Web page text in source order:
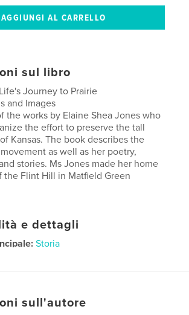
sul libro
Journey to Prairie
and Images
the works by Elaine Shea Jones who
the effort to preserve the tall
Kansas. The book describes the
as well as her poetry,
stories. Ms Jones made her home
the Flint Hill in Matfield Green
e dettagli
Storia
sull'autore